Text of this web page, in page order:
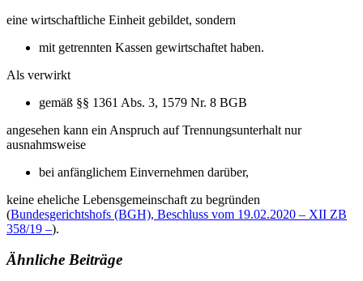
eine wirtschaftliche Einheit gebildet, sondern
mit getrennten Kassen gewirtschaftet haben.
Als verwirkt
gemäß §§ 1361 Abs. 3, 1579 Nr. 8 BGB
angesehen kann ein Anspruch auf Trennungsunterhalt nur
ausnahmsweise
bei anfänglichem Einvernehmen darüber,
keine eheliche Lebensgemeinschaft zu begründen
(Bundesgerichtshofs (BGH), Beschluss vom 19.02.2020 – XII ZB
358/19 –).
Ähnliche Beiträge